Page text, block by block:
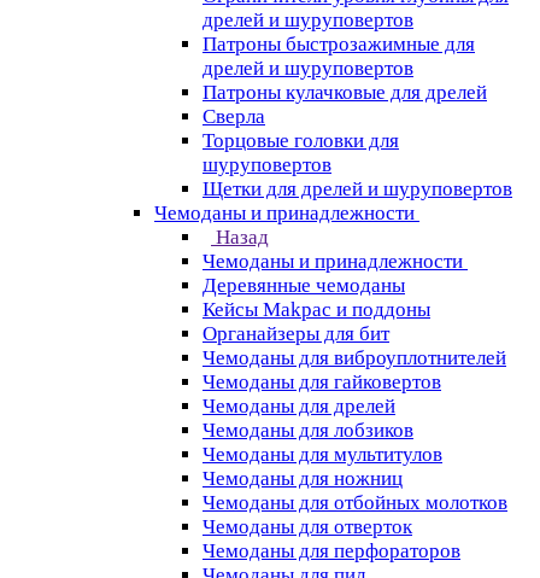
дрелей и шуруповертов
Патроны быстрозажимные для
дрелей и шуруповертов
Патроны кулачковые для дрелей
Сверла
Торцовые головки для
шуруповертов
Щетки для дрелей и шуруповертов
Чемоданы и принадлежности
Назад
Чемоданы и принадлежности
Деревянные чемоданы
Кейсы Makpac и поддоны
Органайзеры для бит
Чемоданы для виброуплотнителей
Чемоданы для гайковертов
Чемоданы для дрелей
Чемоданы для лобзиков
Чемоданы для мультитулов
Чемоданы для ножниц
Чемоданы для отбойных молотков
Чемоданы для отверток
Чемоданы для перфораторов